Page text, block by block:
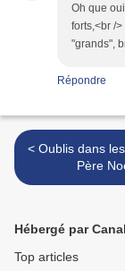
Oh que
forts,<br /
"grands",
Répondre
< Oublis dans les lettres au
Père
Hébergé par
Top articles